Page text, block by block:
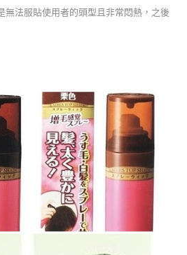
無法服貼使用者的頭型 且 非常悶熱，之後